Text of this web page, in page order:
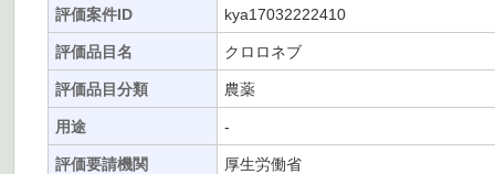
評価案件ID kya17032222410
評価品目名 クロロネブ
評価品目分類 農薬
用途 -
評価要請機関 厚生労働省